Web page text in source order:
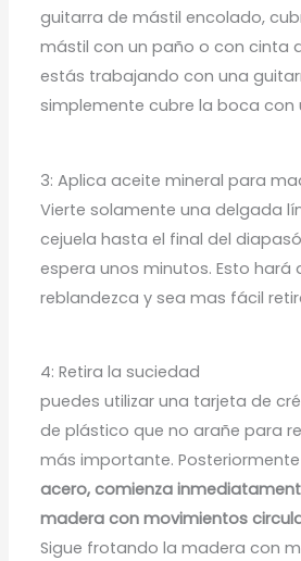
guitarra de mástil encolado,
mástil con un paño o con cinta
estás trabajando con una
simplemente cubre la boca con
3: Aplica aceite mineral para
Vierte solamente una delgada
cejuela hasta el final del
espera unos minutos. Esto hará
reblandezca y sea mas fácil
4: Retira la suciedad
puedes utilizar una tarjeta de
de plástico que no arañe para
más importante.
acero, comienza
madera con movimientos
Sigue frotando la madera con